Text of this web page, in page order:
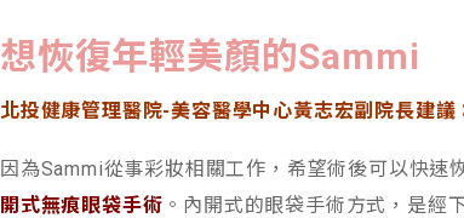
想恢復年輕美顏的Sammi
北投健康管理醫院-美容醫學中心黃志宏副院長建
因為Sammi從事彩妝相關工作，希望術後可以快
開式無痕眼袋手術 。內開式的眼袋手術方式，是經